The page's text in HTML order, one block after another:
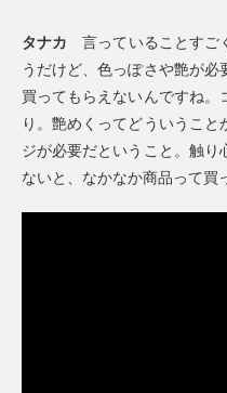
タナカ 言っていることすご
うだけど、色っぽさや艶が必
買ってもらえないんですね
り。艶めくってどういうこ
ジが必要だということ。触
ないと、なかなか商品って買